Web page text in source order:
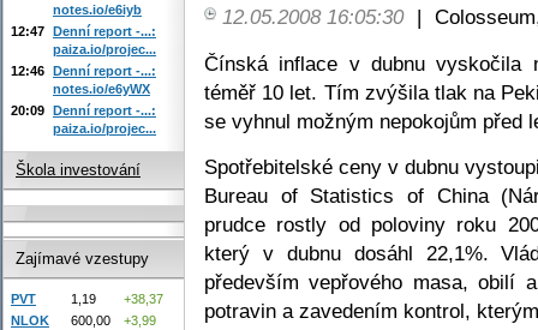
12.05.2008 16:05:30 |
Čínská inflace v dubnu vyskočila
téměř 10 let. Tím zvýšila tlak na
se vyhnul možným nepokojům před
Spotřebitelské ceny v dubnu
Bureau of Statistics of China
prudce rostly od poloviny roku
který v dubnu dosáhl 22,1%.
především vepřového masa, obilí
potravin a zavedením kontrol,
notes.io/e6iyb
12:47 Denní report -...:
paiza.io/projec...
12:46 Denní report -...:
notes.io/e6yWX
20:09 Denní report -...:
paiza.io/projec...
Škola investování
Zajímavé vzestupy
PVT 1,19
+38,37
NLOK
600,00
+3,99